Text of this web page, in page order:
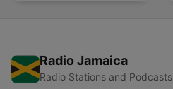
Radio Jamaica
Radio Stations and Podcasts